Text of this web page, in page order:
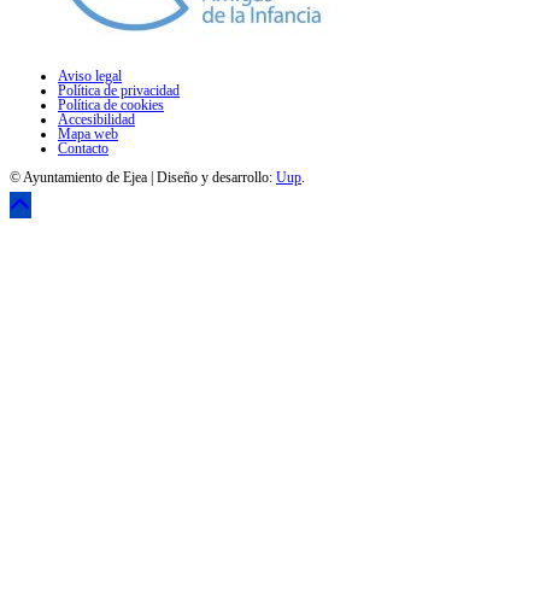
Aviso legal
Política de privacidad
Política de cookies
Accesibilidad
Mapa web
Contacto
© Ayuntamiento de Ejea | Diseño y desarrollo: Uup.